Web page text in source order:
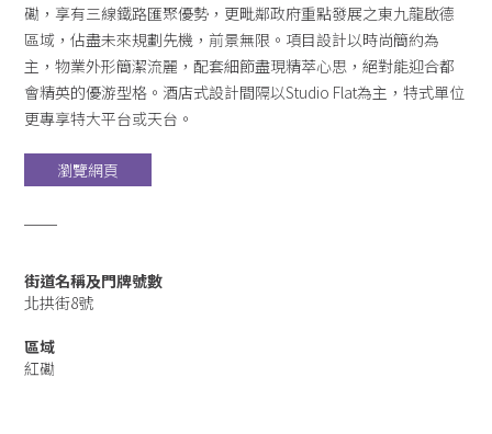
磡，享有三線鐵路匯聚優勢，更毗鄰政府重點發展之東九龍啟德
區域，佔盡未來規劃先機，前景無限。項目設計以時尚簡約為
主，物業外形簡潔流麗，配套細節盡現精萃心思，絕對能迎合都
會精英的優游型格。酒店式設計間隔以Studio Flat為主，特式單位
更專享特大平台或天台。
瀏覽網頁
街道名稱及門牌號數
北拱街8號
區域
紅磡